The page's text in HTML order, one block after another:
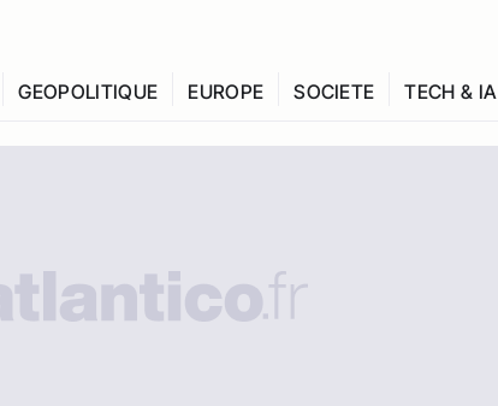
GEOPOLITIQUE EUROPE SOCIETE TECH & IA